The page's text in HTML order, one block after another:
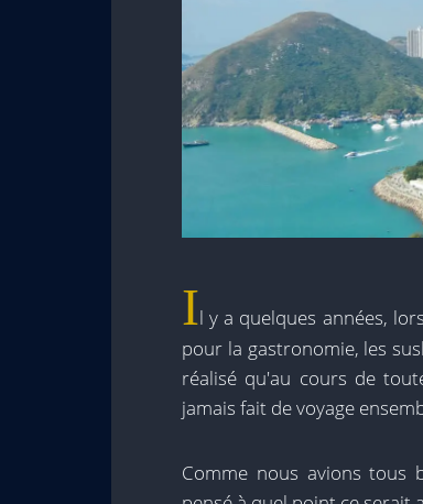
Il y a quelques années,
pour la gastronomie, les
réalisé qu'au cours de
jamais fait de voyage
Comme nous avions tous